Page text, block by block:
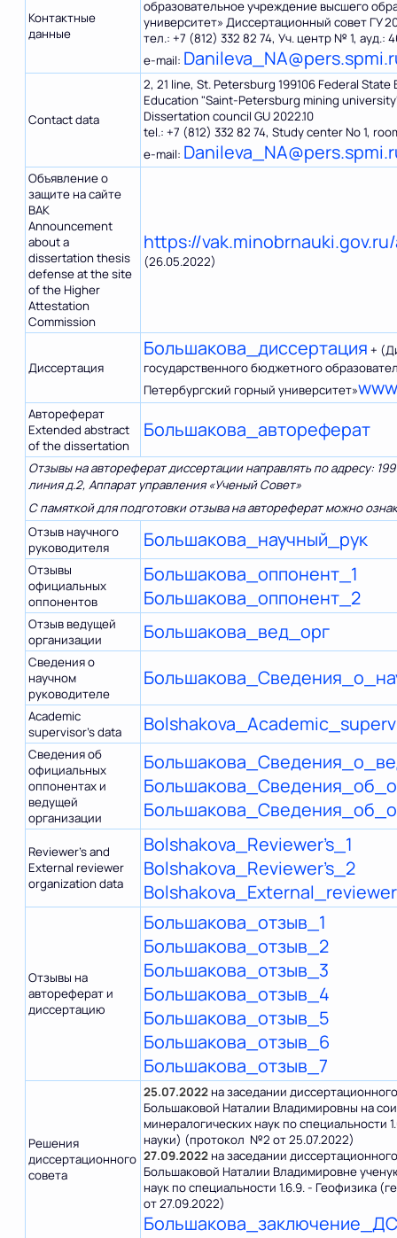
Контактные
данные
образовательное учреждение высшего
университет» Диссертационный совет ГУ
тел.: +7 (812) 332 82 74, Уч. центр № 1, ауд.:
е-mail:
Contact data
2, 21 line, St. Petersburg 199106 Federal
Education "Saint-Petersburg mining
Dissertation council GU 2022.10
tel.: +7 (812) 332 82 74, Study center No 1,
е-mail:
Объявление о
защите на сайте
ВАК
Announcement
about a
dissertation thesis
defense at the site
of the Higher
Attestation
Commission
https://
(26.05.2022)
Диссертация
Большакова_диcсертация +
государственного бюджетного
Петербургский горный университет»
Автореферат
Extended abstract
of the dissertation
Большакова_автореферат
Отзывы на автореферат диссертации направлять по адресу:
линия д.2, Аппарат управления «Ученый Совет»
С памяткой для подготовки отзыва на автореферат можно
Отзыв научного
руководителя
Большакова_научный_рук
Отзывы
официальных
оппонентов
Большакова_оппонент_1
Большакова_оппонент_2
Отзыв ведущей
организации
Большакова_вед_орг
Сведения о
научном
руководителе
Academic
supervisor’s data
Сведения об
официальных
оппонентах и
ведущей
организации
Reviewer’s and
External reviewer
organization data
Bolshakova_Reviewer’s_1
Bolshakova_Reviewer’s_2
Отзывы на
автореферат и
диссертацию
Большакова_отзыв_1
Большакова_отзыв_2
Большакова_отзыв_3
Большакова_отзыв_4
Большакова_отзыв_5
Большакова_отзыв_6
Большакова_отзыв_7
Решения
диссертационного
совета
25.07.2022 на заседании
Большаковой Наталии Владимировны на
минералогических наук по специальности
науки) (протокол №2 от 25.07.2022)
27.09.2022 на заседании
Большаковой Наталии Владимировне
наук по специальности 1.6.9. - Геофизика
от 27.09.2022)